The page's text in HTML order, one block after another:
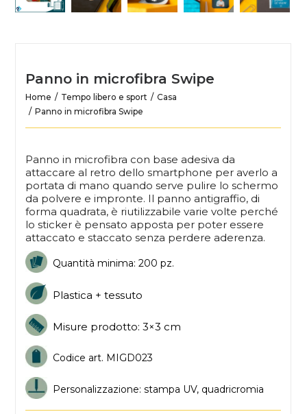
Panno in microfibra Swipe
Home Tempo libero e sport
Casa
Panno in microfibra Swipe
Panno in microfibra con base adesiva da
attaccare al retro dello smartphone per averlo a
portata di mano quando serve pulire lo schermo
da polvere e impronte. Il panno antigraffio, di
forma quadrata, è riutilizzabile varie volte perché
lo sticker è pensato apposta per poter essere
attaccato e staccato senza perdere aderenza.
Quantità minima: 200 pz.
Plastica + tessuto
Misure prodotto: 3×3 cm
Codice art. MIGD023
Personalizzazione: stampa UV, quadricromia